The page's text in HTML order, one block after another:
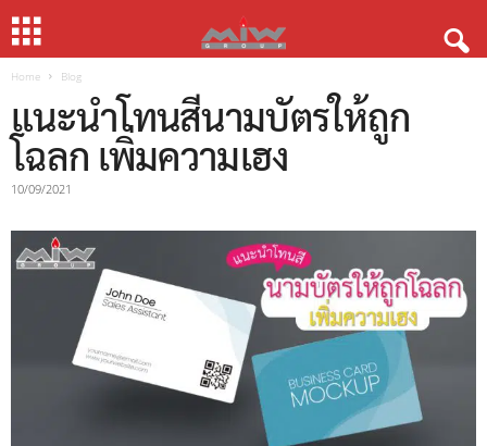
Home Blog
แนะนำโทนสีนามบัตรให้ถูก
โฉลก เพิ่มความเฮง
10/09/2021